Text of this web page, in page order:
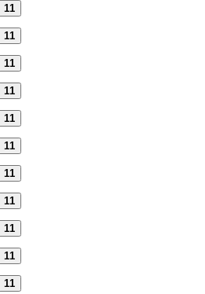
11
11
11
11
11
11
11
11
11
11
11